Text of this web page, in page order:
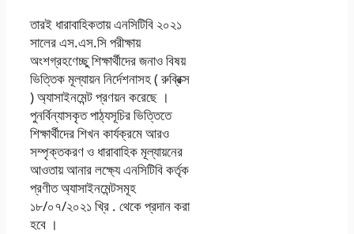
তারই ধারাবাহিকতায় এনসিটিবি ২০২১
সালের এস.এস.সি পরীক্ষায়
অংশগ্রহণেচ্ছু শিক্ষার্থীদের জনাও বিষয়
ভিত্তিক মূল্যায়ন নির্দেশনাসহ ( রুব্রিক্স
) অ্যাসাইনমেন্ট প্রণয়ন করেছে ।
পুনর্বিন্যাসকৃত পাঠ্যসূচির ভিত্তিতে
শিক্ষার্থীদের শিখন কার্যক্রমে আরও
সম্পৃক্তকরণ ও ধারাবাহিক মূল্যায়নের
আওতায় আনার লক্ষ্যে এনসিটিবি কর্তৃক
প্রণীত অ্যাসাইনমেন্টসমূহ
১৮/০৭/২০২১ খ্রি . থেকে প্রদান করা
হবে ।